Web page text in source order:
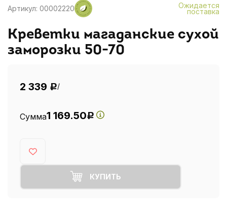
Артикул: 00002220 Ожидается
поставка
Креветки магаданские сухой
заморозки 50-70
2 339 Р/
Сумма1 169.50Р
КУПИТЬ